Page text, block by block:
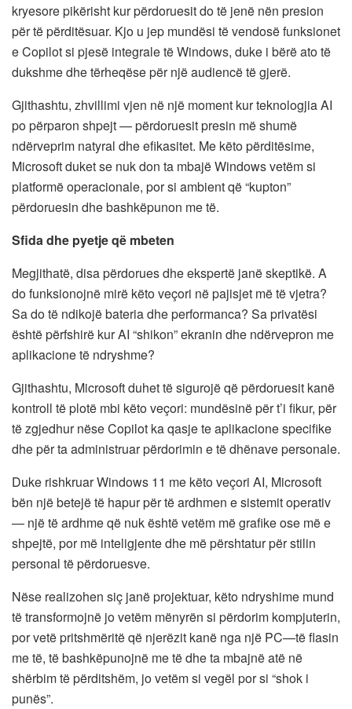
kryesore pikërisht kur përdoruesit do të jenë nën presion
për të përditësuar. Kjo u jep mundësi të vendosë funksionet
e Copilot si pjesë integrale të Windows, duke i bërë ato të
dukshme dhe tërheqëse për një audiencë të gjerë.
Gjithashtu, zhvillimi vjen në një moment kur teknologjia AI
po përparon shpejt — përdoruesit presin më shumë
ndërveprim natyral dhe efikasitet. Me këto përditësime,
Microsoft duket se nuk don ta mbajë Windows vetëm si
platformë operacionale, por si ambient që “kupton”
përdoruesin dhe bashkëpunon me të.
Sfida dhe pyetje që mbeten
Megjithatë, disa përdorues dhe ekspertë janë skeptikë. A
do funksionojnë mirë këto veçori në pajisjet më të vjetra?
Sa do të ndikojë bateria dhe performanca? Sa privatësi
është përfshirë kur AI “shikon” ekranin dhe ndërvepron me
aplikacione të ndryshme?
Gjithashtu, Microsoft duhet të sigurojë që përdoruesit kanë
kontroll të plotë mbi këto veçori: mundësinë për t’i fikur, për
të zgjedhur nëse Copilot ka qasje te aplikacione specifike
dhe për ta administruar përdorimin e të dhënave personale.
Duke rishkruar Windows 11 me këto veçori AI, Microsoft
bën një betejë të hapur për të ardhmen e sistemit operativ
— një të ardhme që nuk është vetëm më grafike ose më e
shpejtë, por më inteligjente dhe më përshtatur për stilin
personal të përdoruesve.
Nëse realizohen siç janë projektuar, këto ndryshime mund
të transformojnë jo vetëm mënyrën si përdorim kompjuterin,
por vetë pritshmëritë që njerëzit kanë nga një PC—të flasin
me të, të bashkëpunojnë me të dhe ta mbajnë atë në
shërbim të përditshëm, jo vetëm si vegël por si “shok i
punës”.